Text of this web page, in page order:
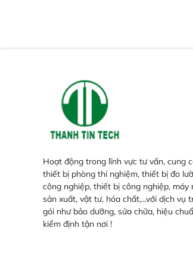
Hoạt động trong lĩnh vực tư vấn, cung
thiết bị phòng thí nghiệm, thiết bị đo
công nghiệp, thiết bị công nghiệp, máy
sản xuất, vật tư, hóa chất,...với dịch vụ
gói như bảo dưỡng, sửa chữa, hiệu
kiểm định tận nơi !